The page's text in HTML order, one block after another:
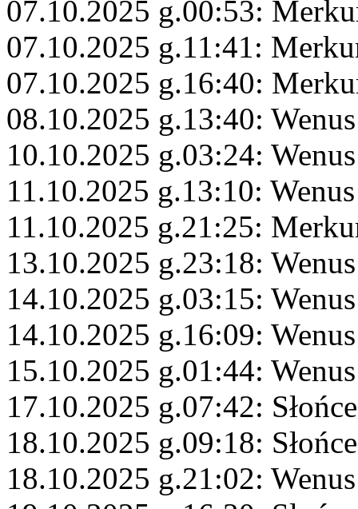
07.10.2025 g.00:53:
07.10.2025 g.11:41:
07.10.2025 g.16:40:
08.10.2025 g.13:40:
10.10.2025 g.03:24:
11.10.2025 g.13:10:
11.10.2025 g.21:25:
13.10.2025 g.23:18:
14.10.2025 g.03:15:
14.10.2025 g.16:09:
15.10.2025 g.01:44:
17.10.2025 g.07:42:
18.10.2025 g.09:18:
18.10.2025 g.21:02: